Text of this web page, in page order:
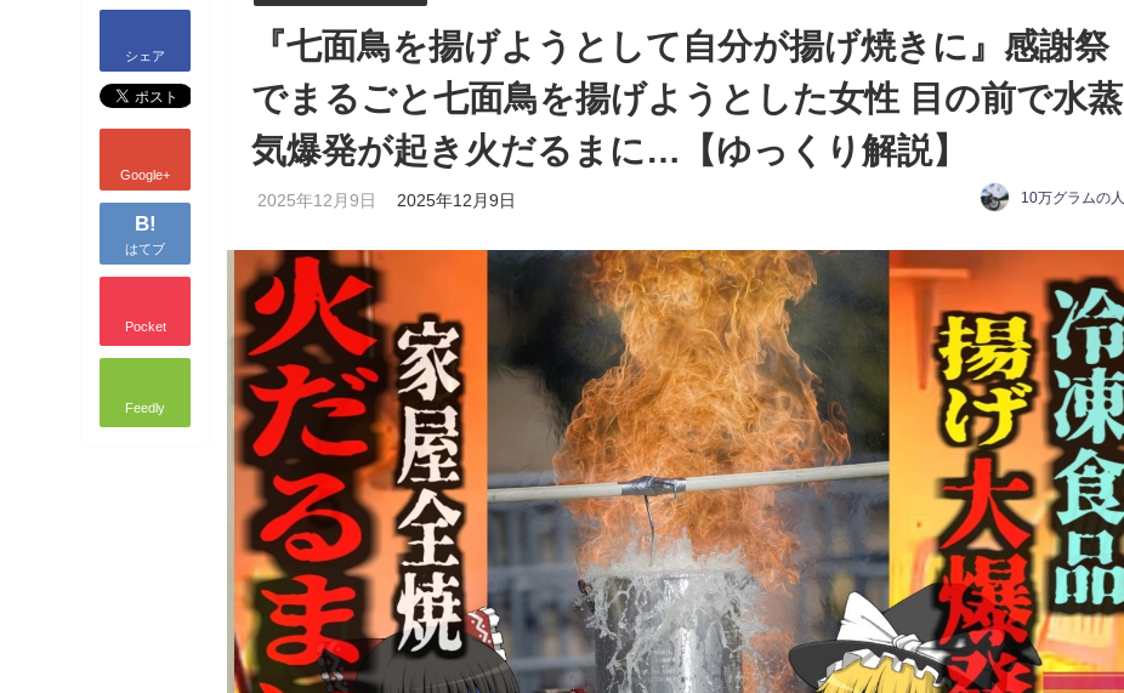
シェア
Google+
B!
はてブ
Pocket
Feedly
『七面鳥を揚げようとして自分が揚げ焼きに』感謝祭
でまるごと七面鳥を揚げようとした女性 目の前で水蒸
気爆発が起き火だるまに…【ゆっくり解説】
2025年12月9日 2025年12月9日 10万グラムの人